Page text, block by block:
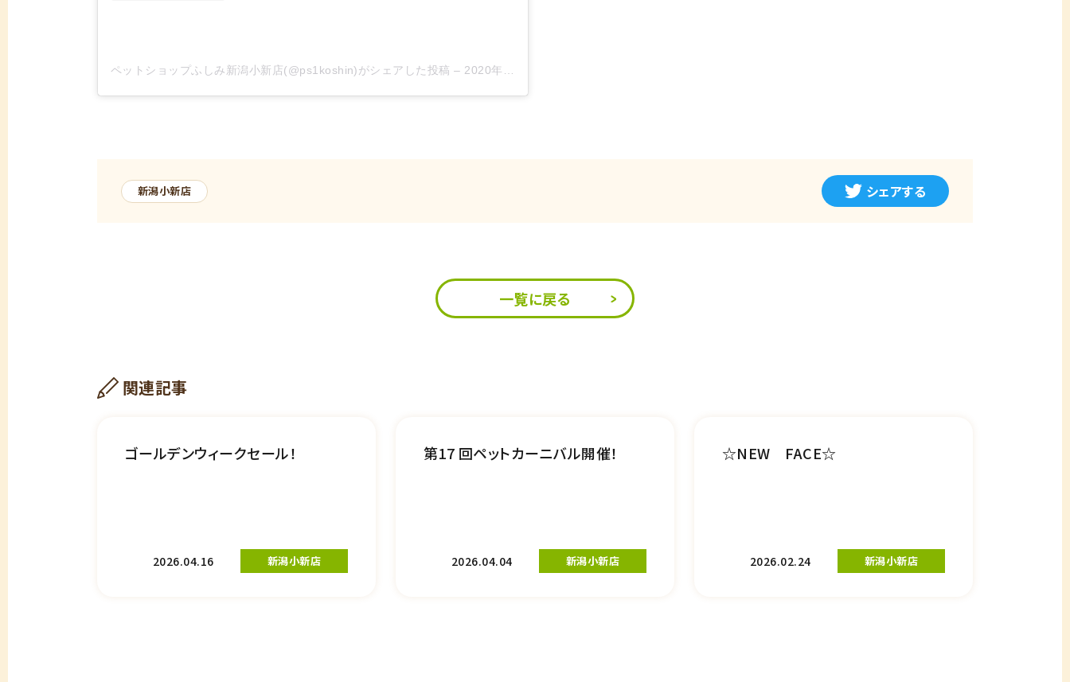
ペットショップふしみ新潟小新店(@ps1koshin)がシェアした投稿 – 2020年 7月月1日午後7時55分PDT
新潟小新店 シェアする
一覧に戻る
関連記事
ゴールデンウィークセール！
2026.04.16 新潟小新店
第17 回ペットカーニバル開催！
2026.04.04 新潟小新店
☆NEW FACE☆
2026.02.24 新潟小新店